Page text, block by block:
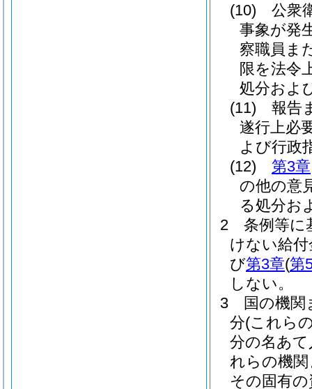
(10)
公衆
事象が発
察職員ま
限を法令
処分およ
(11)
報告
遂行上必
よび行政
(12)
第3章
の他の意
る処分お
2
条例等に
けない給
び第3章(第
しない。
3
国の機
分(これら
分の名あ
れらの機
その固有